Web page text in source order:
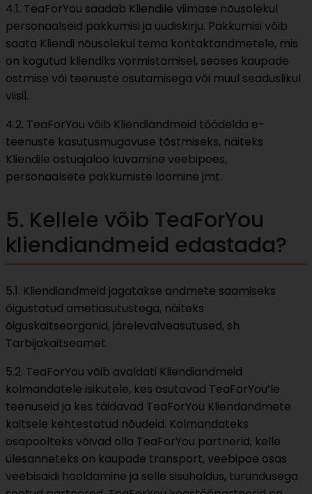
4.1. TeaForYou saadab Kliendile viimase nõusolekul
personaalseid pakkumisi ja uudiskirju. Pakkumisi võib
saata Kliendi nõusolekul tema kontaktandmetele, mis
on kogutud kliendiks vormistamisel, seoses kaupade
ostmise või teenuste osutamisega või muul seaduslikul
viisil.
4.2. TeaForYou võib Kliendiandmeid töödelda e-
teenuste kasutusmugavuse tõstmiseks, näiteks
Kliendile ostuajaloo kuvamine veebipoes,
personaalsete pakkumiste loomine jmt.
5. Kellele võib TeaForYou
kliendiandmeid edastada?
5.1. Kliendiandmeid jagatakse andmete saamiseks
õigustatud ametiasutustega, näiteks
õiguskaitseorganid, järelevalveasutused, sh
Tarbijakaitseamet.
5.2. TeaForYou võib avaldati Kliendiandmeid
kolmandatele isikutele, kes osutavad TeaForYou’le
teenuseid ja kes täidavad TeaForYou Kliendandmete
kaitsele kehtestatud nõudeid. Kolmandateks
osapoolteks võivad olla TeaForYou partnerid, kelle
ülesanneteks on kaupade transport, veebipoe osas
veebisaidi hooldamine ja selle sisuhaldus, turundusega